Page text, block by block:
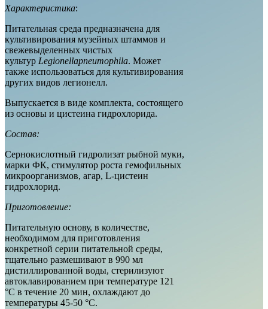
Характеристика:
Питательная среда предназначена для
культивирования музейных штаммов и
свежевыделенных чистых
культур Legionellapneumophila. Может
также использоваться для культивирования
других видов легионелл.
Выпускается в виде комплекта, состоящего
из основы и цистеина гидрохлорида.
Состав:
Сернокислотный гидролизат рыбной муки,
марки ФК, стимулятор роста гемофильных
микроорганизмов, агар, L-цистеин
гидрохлорид.
Приготовление:
Питательную основу, в количестве,
необходимом для приготовления
конкретной серии питательной среды,
тщательно размешивают в 990 мл
дистиллированной воды, стерилизуют
автоклавированием при температуре 121
°С в течение 20 мин, охлаждают до
температуры 45-50 °С.